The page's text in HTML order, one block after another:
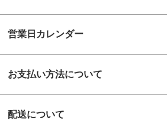
営業日カレンダー
お支払い方法について
配送について